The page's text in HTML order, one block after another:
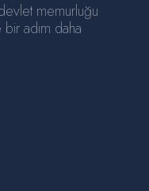
memurluğu
adım daha